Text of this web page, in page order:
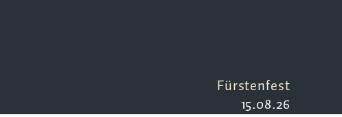
Fürstenfest
15.08.26